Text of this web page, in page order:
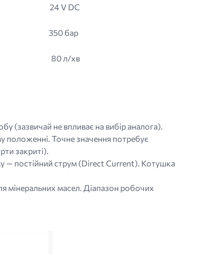
24 V DC
350 бар
80 л/хв
(зазвичай не впливає на вибір аналога).
положенні. Точне значення потребує
закриті).
— постійний струм (Direct Current). Котушка
мінеральних масел. Діапазон робочих